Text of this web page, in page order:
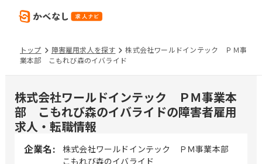
トップ 障害雇用求人を探す
株式会社ワールドインテック ＰＭ事
業本部 こもれび森のイバライド
株式会社ワールドインテック ＰＭ事業本
部 こもれび森のイバライドの障害者雇用
求人・転職情報
企業名:
株式会社ワールドインテック ＰＭ事業本部
こもれび森のイバライド